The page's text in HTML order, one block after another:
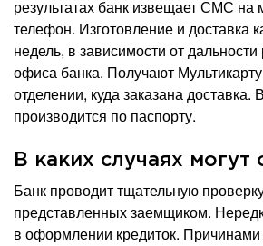
результатах банк извещает СМС на
телефон. Изготовление и доставка
недель, в зависимости от
офиса банка. Получают
отделении, куда заказана доставка.
производится по паспорту.
В каких случаях могут
Банк проводит тщательную
представленных заемщиком.
в оформлении кредиток. Причинами